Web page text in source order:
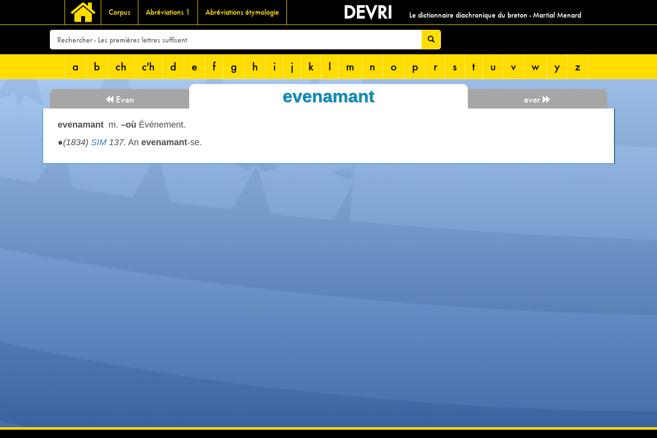
Corpus Abréviations 1 Abréviations étymologie DEVRI Le dictionnaire diachronique du breton - Martial Menard
a b ch c'h d e f g h i j k l m n o p r s t u v w y z
Even evenamant ever
evenamant m. –où Événement.
●(1834) SIM 137. An evenamant-se.